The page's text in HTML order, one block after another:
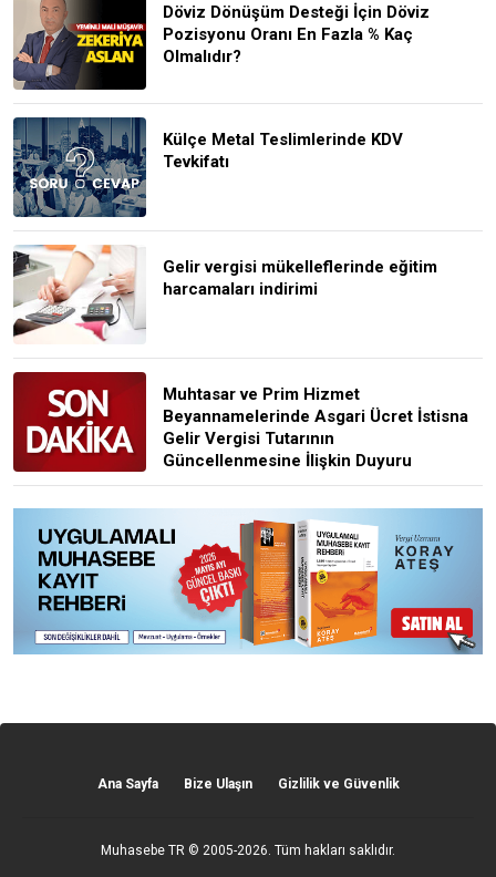
Döviz Dönüşüm Desteği İçin Döviz
Pozisyonu Oranı En Fazla % Kaç
Olmalıdır?
Külçe Metal Teslimlerinde KDV
Tevkifatı
Gelir vergisi mükelleflerinde eğitim
harcamaları indirimi
Muhtasar ve Prim Hizmet
Beyannamelerinde Asgari Ücret İstisna
Gelir Vergisi Tutarının
Güncellenmesine İlişkin Duyuru
Ana Sayfa Bize Ulaşın Gizlilik ve Güvenlik
Muhasebe TR © 2005-2026. Tüm hakları saklıdır.